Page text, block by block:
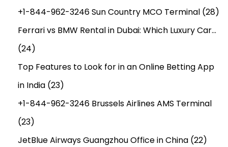
+1-844-962-3246 Sun Country MCO Terminal (28)
Ferrari vs BMW Rental in Dubai: Which Luxury Car…
(24)
Top Features to Look for in an Online Betting App
in India (23)
+1-844-962-3246 Brussels Airlines AMS Terminal
(23)
JetBlue Airways Guangzhou Office in China (22)